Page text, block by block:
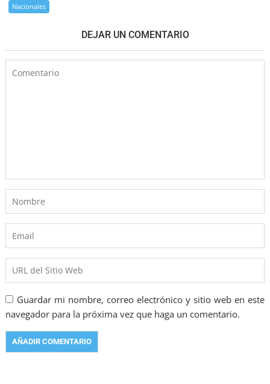
Nacionales
DEJAR UN COMENTARIO
Guardar mi nombre, correo electrónico y sitio web en este
navegador para la próxima vez que haga un comentario.